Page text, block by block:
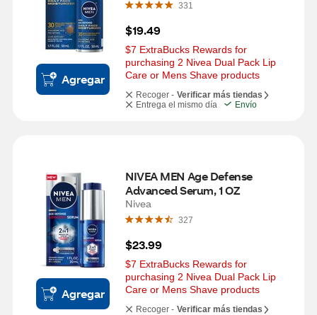
Agregar
331
$19.49
$7 ExtraBucks Rewards for
purchasing 2 Nivea Dual Pack Lip
Care or Mens Shave products
Recoger - Verificar más tiendas
Entrega el mismo día
Envío
Agregar
NIVEA MEN Age Defense
Advanced Serum, 1 OZ
Nivea
327
$23.99
$7 ExtraBucks Rewards for
purchasing 2 Nivea Dual Pack Lip
Care or Mens Shave products
Recoger - Verificar más tiendas